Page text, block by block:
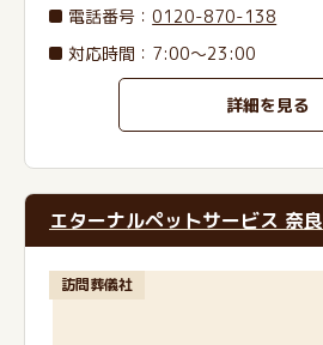
電話番号 ：0120-870-138
対応時間：7:00～23:00
詳細を見る
エターナルペットサービス 奈良
訪問葬儀社